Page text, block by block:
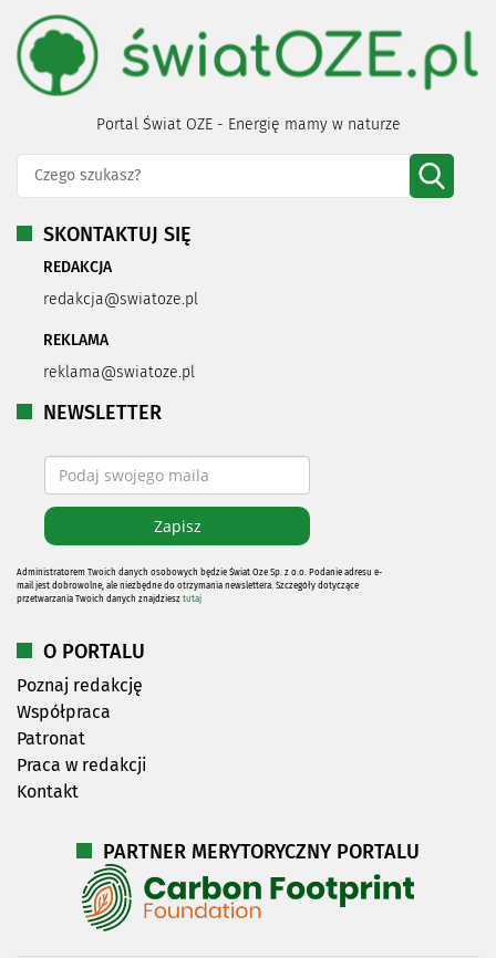
Portal Świat OZE - Energię mamy w naturze
SKONTAKTUJ SIĘ
REDAKCJA
redakcja@swiatoze.pl
REKLAMA
reklama@swiatoze.pl
NEWSLETTER
Administratorem Twoich danych osobowych będzie Świat Oze Sp. z o.o. Podanie adresu e-
mail jest dobrowolne, ale niezbędne do otrzymania newslettera. Szczegóły dotyczące
przetwarzania Twoich danych znajdziesz tutaj
O PORTALU
Poznaj redakcję
Współpraca
Patronat
Praca w redakcji
Kontakt
PARTNER MERYTORYCZNY PORTALU